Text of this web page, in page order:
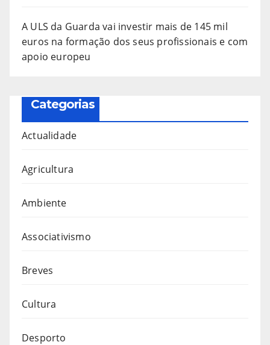
A ULS da Guarda vai investir mais de 145 mil
euros na formação dos seus profissionais e com
apoio europeu
Categorias
Actualidade
Agricultura
Ambiente
Associativismo
Breves
Cultura
Desporto